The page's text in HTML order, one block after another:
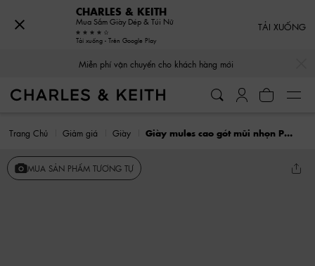
Miễn phí vận chuyển cho khách hàng mới
Trang Chủ Giảm giá Giày Giày mules cao gót mũi nhọn Pearlescent Leather
MUA SẢN PHẨM TƯƠNG TỰ
CHARLES & KEITH
Mua Sắm Giày Dép & Túi Nữ
Tải xuống - Trên Google Play
TẢI XUỐNG